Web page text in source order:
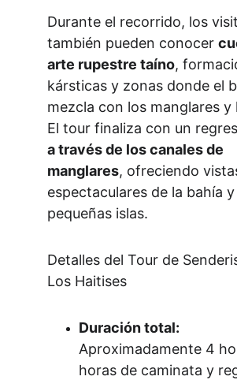
Durante el recorrido, los
también pueden conocer
arte rupestre taíno,
kársticas y zonas donde el
mezcla con los manglares y
El tour finaliza con un
a través de los canales de
manglares, ofreciendo
espectaculares de la bahía y
pequeñas islas.
Detalles del Tour de
Los Haitises
Duración total:
Aproximadamente 4
horas de caminata y